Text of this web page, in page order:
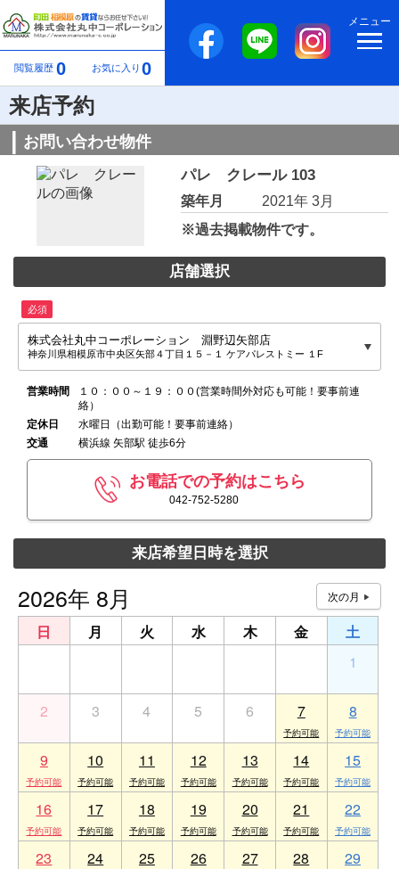
閲覧履歴 0 お気に入り 0
メニュー
来店予約
お問い合わせ物件
パレ クレール 103
築年月
2021年 3月
※過去掲載物件です。
店舗選択
必須
株式会社丸中コーポレーション 淵野辺矢部店
神奈川県相模原市中央区矢部４丁目１５－１ ケアパレストミー １F
営業時間
１０：００～１９：００(営業時間外対応も可能！要事前連
絡）
定休日
水曜日（出勤可能！要事前連絡）
交通
横浜線 矢部駅 徒歩6分
お電話での予約はこちら
042-752-5280
来店希望日時を選択
2026年 8月
日 月 火 水 木 金
土
1
2 3 4 5 6 7 8
9 10 11 12 13 14 15
16 17 18 19 20 21 22
23 24 25 26 27 28 29